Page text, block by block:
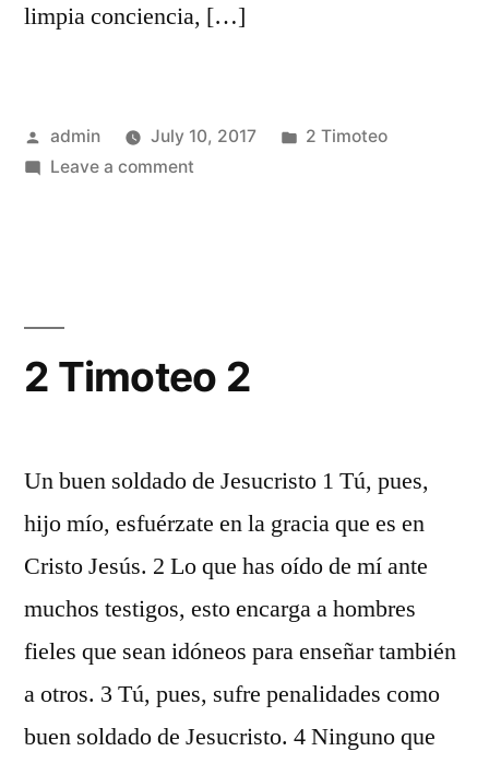
limpia conciencia, […]
Posted
by
admin July 10, 2017
Posted
2 Timoteo
Leave a commenton
2 Timoteo 2
Un buen soldado de Jesucristo 1 Tú, pues,
hijo mío, esfuérzate en la gracia que es en
Cristo Jesús. 2 Lo que has oído de mí ante
muchos testigos, esto encarga a hombres
fieles que sean idóneos para enseñar también
a otros. 3 Tú, pues, sufre penalidades como
buen soldado de Jesucristo. 4 Ninguno que